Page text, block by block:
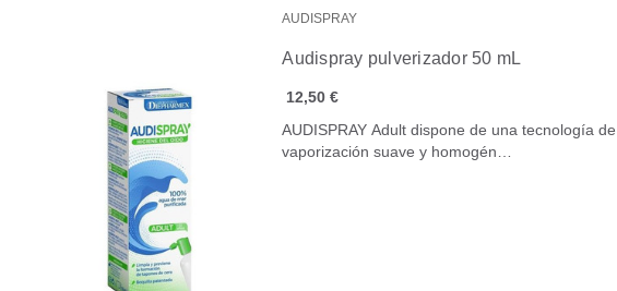
AUDISPRAY
Audispray pulverizador 50 mL
12,50 €
AUDISPRAY Adult dispone de una tecnología
vaporización suave y homogén…